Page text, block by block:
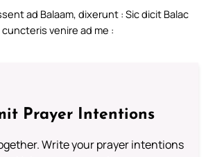
ad Balaam, dixerunt : Sic dicit Balac
venire ad me :
Prayer Intentions
Write your prayer intentions